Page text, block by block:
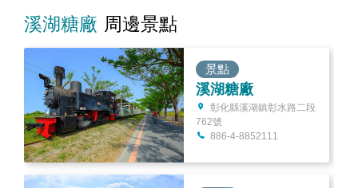
溪湖糖廠 周邊景點
景點
溪湖糖廠
彰化縣溪湖鎮彰水路二段
762號
886-4-8852111